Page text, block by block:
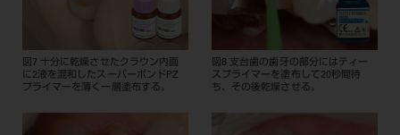
図7 十分に乾燥させたクラウン内面
に2液を混和したスーパーボンドPZ
プライマーを薄く一層塗布する。
図8 支台歯の歯牙の部分にはティー
スプライマーを塗布して20秒間待
ち、その後乾燥させる。